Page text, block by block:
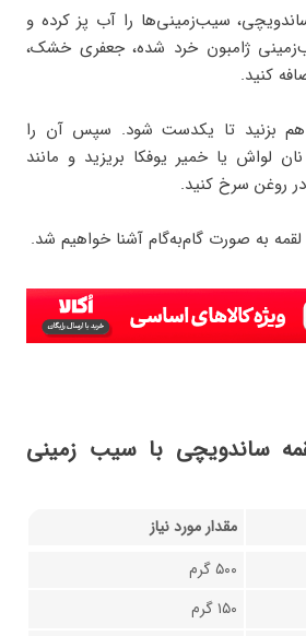
سیب‌زمینی‌ها را آب پز کرده و
ژامبون خرد شده، جعفری خشک،
کنید.
بزنید تا یکدست شود. سپس آن را
لواش یا خمیر یوفکا بریزید و مانند
روغن سرخ کنید.
لقمه به صورت گام‌به‌گام آشنا خواهیم شد.
ساندویچی با سیب زمینی
مقدار مورد نیاز
۵۰۰ گرم
۱۵۰ گرم